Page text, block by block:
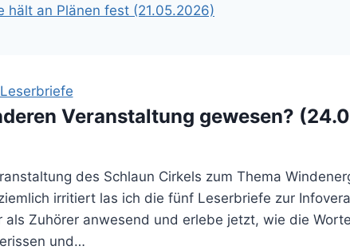
hält an Plänen fest (21.05.2026)
Veranstaltung gewesen?
des Schlaun Cirkels zum Thema
irritiert las ich die fünf Leserbriefe zur
als Zuhörer anwesend und erlebe jetzt, wie die
und…